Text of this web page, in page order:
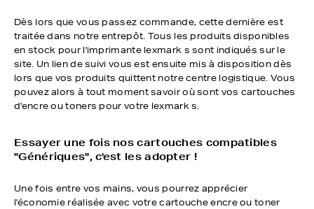
Dès lors que vous passez commande, cette dernière est
traitée dans notre entrepôt. Tous les produits disponibles
en stock pour l'imprimante lexmark s sont indiqués sur le
site. Un lien de suivi vous est ensuite mis à disposition dès
lors que vos produits quittent notre centre logistique. Vous
pouvez alors à tout moment savoir où sont vos cartouches
d'encre ou toners pour votre lexmark s.
Essayer une fois nos cartouches compatibles
"Génériques", c'est les adopter !
Une fois entre vos mains, vous pourrez apprécier
l'économie réalisée avec votre cartouche encre ou toner